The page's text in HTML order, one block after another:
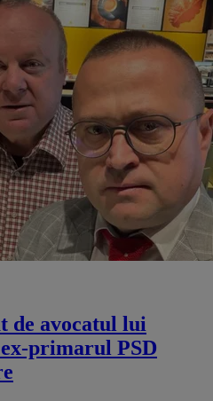
de avocatul lui
primarul PSD